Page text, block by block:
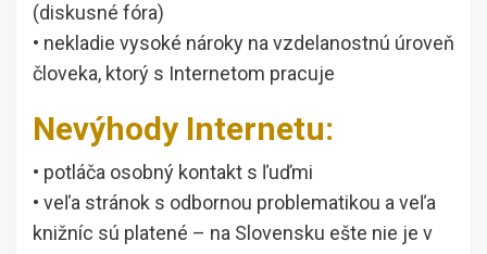
(diskusné fóra)
• nekladie vysoké nároky na vzdelanostnú úroveň
človeka, ktorý s Internetom pracuje
Nevýhody Internetu:
• potláča osobný kontakt s ľuďmi
• veľa stránok s odbornou problematikou a veľa
knižníc sú platené – na Slovensku ešte nie je v